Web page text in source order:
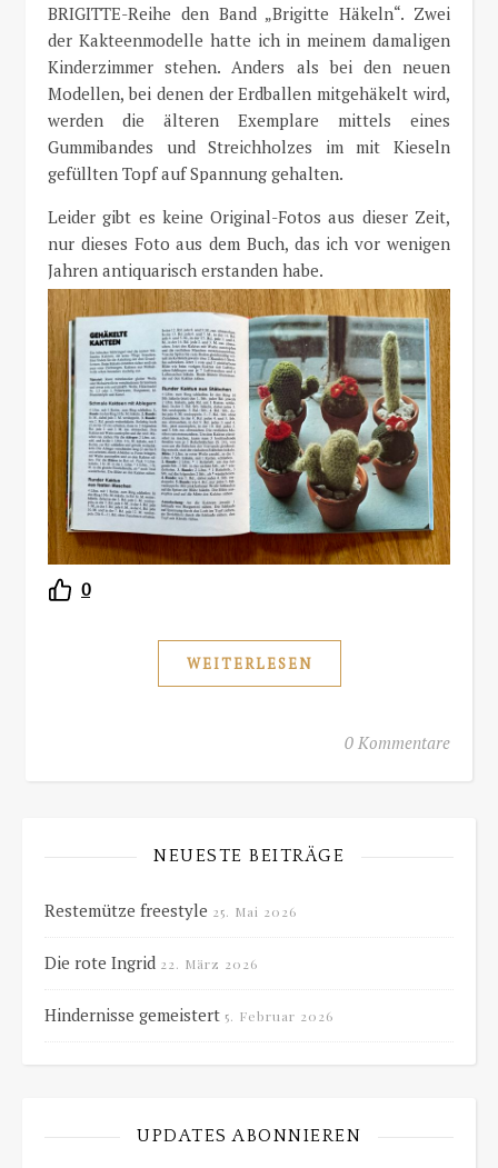
BRIGITTE-Reihe den Band „Brigitte Häkeln“. Zwei
der Kakteenmodelle hatte ich in meinem damaligen
Kinderzimmer stehen. Anders als bei den neuen
Modellen, bei denen der Erdballen mitgehäkelt wird,
werden die älteren Exemplare mittels eines
Gummibandes und Streichholzes im mit Kieseln
gefüllten Topf auf Spannung gehalten.
Leider gibt es keine Original-Fotos aus dieser Zeit,
nur dieses Foto aus dem Buch, das ich vor wenigen
Jahren antiquarisch erstanden habe.
0
WEITERLESEN
0 Kommentare
NEUESTE BEITRÄGE
Restemütze freestyle 25. Mai 2026
Die rote Ingrid 22. März 2026
Hindernisse gemeistert 5. Februar 2026
UPDATES ABONNIEREN